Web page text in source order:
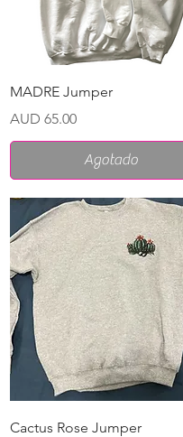
Vista rápida
MADRE Jumper
Precio
AUD 65.00
Agotado
Vista rápida
Cactus Rose Jumper